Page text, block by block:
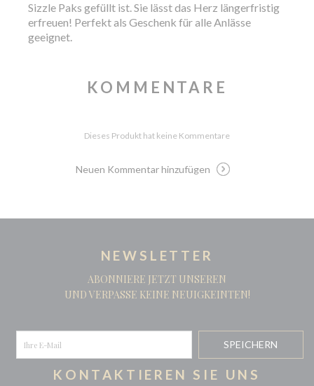
Sizzle Paks gefüllt ist. Sie lässt das Herz längerfristig
erfreuen! Perfekt als Geschenk für alle Anlässe
geeignet.
KOMMENTARE
Dieses Produkt hat keine Kommentare
Neuen Kommentar hinzufügen
NEWSLETTER
ABONNIERE JETZT UNSEREN
UND VERPASSE KEINE NEUIGKEINTEN!
KONTAKTIEREN SIE UNS